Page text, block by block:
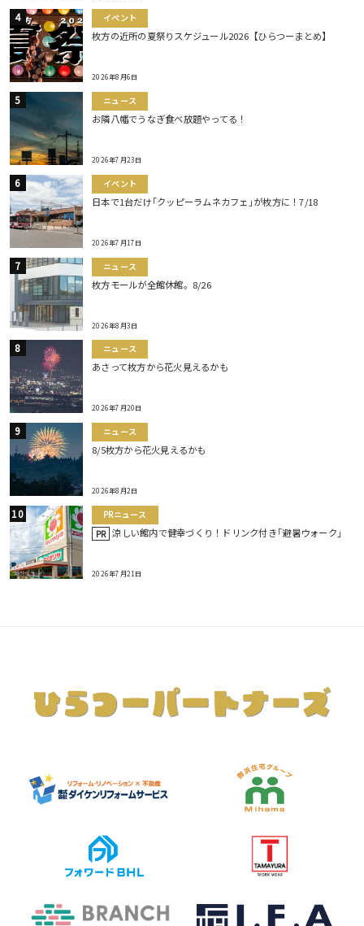
イベント
枚方の近所の夏祭りスケジュール2026【ひらつーまとめ】
2026年8月6日
ニュース
お隣八幡でうなぎ食べ放題やってる！
2026年7月23日
イベント
日本で1台だけ｢クッピーラムネカフェ｣が枚方に！7/18
2026年7月17日
ニュース
枚方モールが全館休館。8/26
2026年8月3日
ニュース
あさって枚方から花火見えるかも
2026年7月20日
ニュース
8/5枚方から花火見えるかも
2026年8月2日
PRニュース
PR 涼しい館内で健幸づくり！ドリンク付き｢避暑ウォーク｣
2026年7月21日